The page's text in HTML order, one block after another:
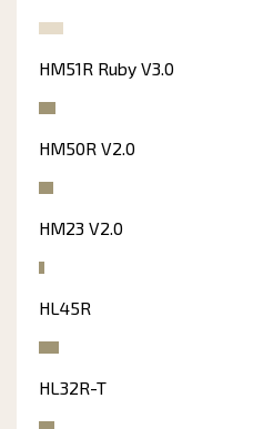
HM51R Ruby V3.0
HM50R V2.0
HM23 V2.0
HL45R
HL32R-T